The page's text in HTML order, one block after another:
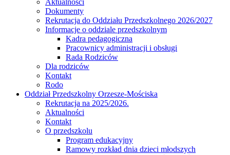
Aktualności
Dokumenty
Rekrutacja do Oddziału Przedszkolnego 2026/2027
Informacje o oddziale przedszkolnym
Kadra pedagogiczna
Pracownicy administracji i obsługi
Rada Rodziców
Dla rodziców
Kontakt
Rodo
Oddział Przedszkolny Orzesze-Mościska
Rekrutacja na 2025/2026.
Aktualności
Kontakt
O przedszkolu
Program edukacyjny
Ramowy rozkład dnia dzieci młodszych